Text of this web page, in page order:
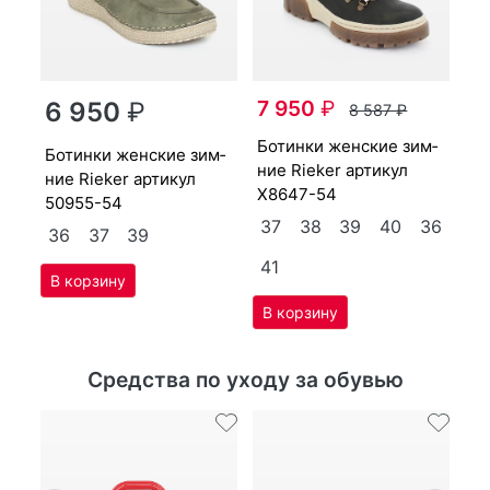
6 950₽
бо­тин­ки женс­кие зим­
ние Ri­eker артикул
50955-54
36 37 39
7 950₽ 8 587₽
бо­тин­ки женс­кие зим­
ние Ri­eker артикул
X8647-54
37 38 39 40
36
41
Средства по уходу за обувью